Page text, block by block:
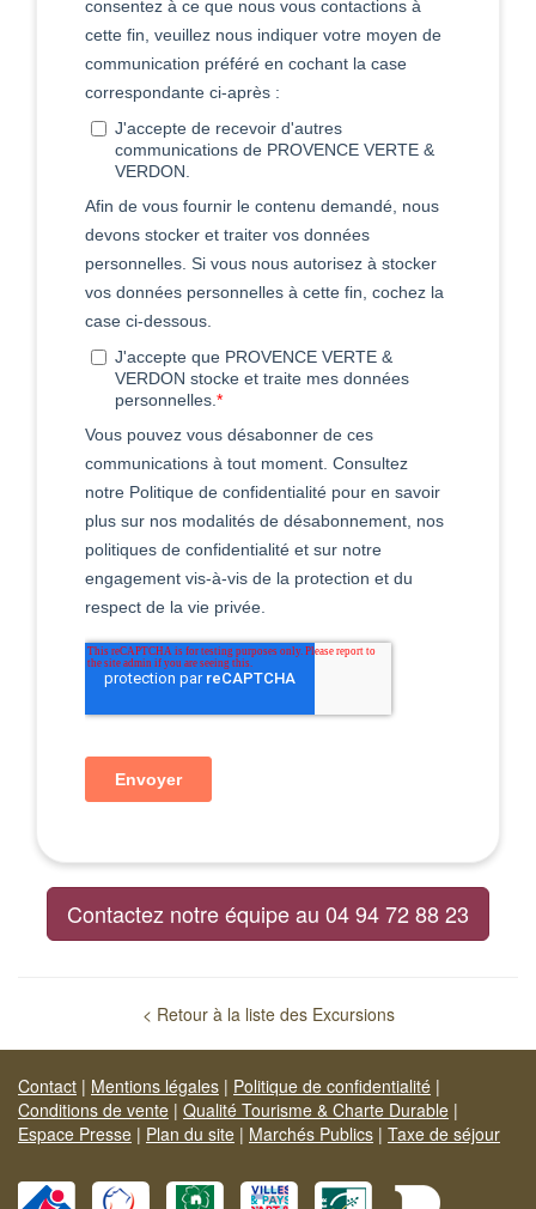
Contactez notre équipe au 04 94 72 88 23
< Retour à la liste des Excursions
Contact | Mentions légales | Politique de confidentialité |
Conditions de vente | Qualité Tourisme & Charte Durable |
Espace Presse | Plan du site | Marchés Publics | Taxe de séjour